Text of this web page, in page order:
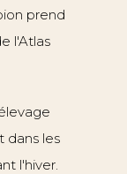
prend
l'Atlas
dans les
l'hiver.